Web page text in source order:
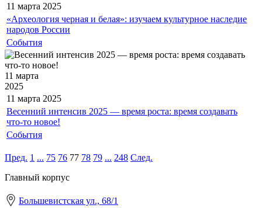
11 марта 2025
«Археология черная и белая»: изучаем культурное наследие
народов России
События
11 марта
2025
11 марта 2025
Весенний интенсив 2025 — время роста: время создавать
что-то новое!
События
Пред. 1 ... 75 76 77 78 79 ... 248 След.
Главный корпус
Большевистская ул., 68/1